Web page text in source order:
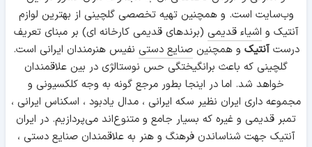
وب‌سایت است. و همچنین تهیه تخصصی گلچینی از بهترین لوازم
آنتیک و اشیاء قدیمی (برندهای قدیمی کارخانه ای) بر مبنای تعریف
درستآنتیک و همچنینصنایع دستی نفیس هنرمندان ایرانی است.
گلچینی که باعث برانگیختگی حس نوستالژی در بین علاقمندان
خواهد شد. اما در اینجا بطور مرجع گونه به وجه کلکسیونی و
مجموعه داری ایران نظیر سکه ایرانی ، مدال یادبود ، اسکناس ایرانی ،
تمبر قدیمی و غیره که بسیار جامع و متنوع‌اند می‌پردازیم. در ایران
آنتیک جهت شناساندن فرهنگ و هنر به علاقمندان صنایع دستی ،